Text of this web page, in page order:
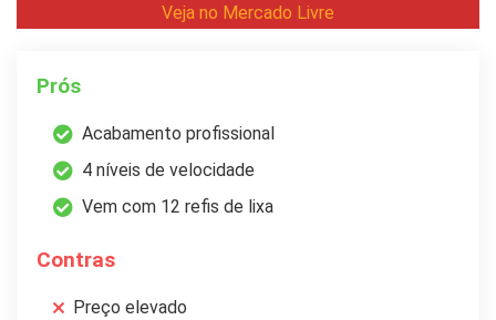
Veja no Mercado Livre
Prós
Acabamento profissional
4 níveis de velocidade
Vem com 12 refis de lixa
Contras
Preço elevado